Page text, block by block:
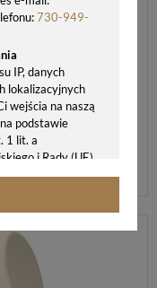
730-949-
IP, danych
lokalizacyjnych
wejścia na naszą
podstawie
1 lit. a
i Rady (UE)
ochrony osób
danych